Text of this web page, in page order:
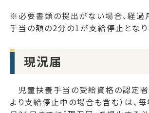
※必要書類の提出がない場合、経過
手当の額の2分の1が支給停止となり
現況届
児童扶養手当の受給資格の認定者
より支給停止中の場合も含む）は、